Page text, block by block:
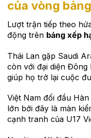
của vòng bảng
Lượt trận tiếp theo
động trên bảng xếp
Thái Lan gặp Saudi
còn với đại diện Đông
giúp họ trở lại cuộc
Việt Nam đối đầu
lớn bởi đây là màn
cạnh tranh của U17